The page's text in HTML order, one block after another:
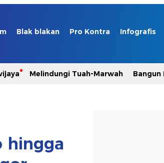
Blak blakan Pro Kontra Infografis
Melindungi Tuah-Marwah Bangun
hingga